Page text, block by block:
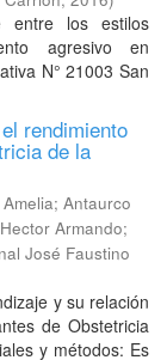
entre los estilos
agresivo en
N° 21003 San
rendimiento
de la
; Antaurco
Armando;
José Faustino
y su relación
de Obstetricia
y métodos: Es